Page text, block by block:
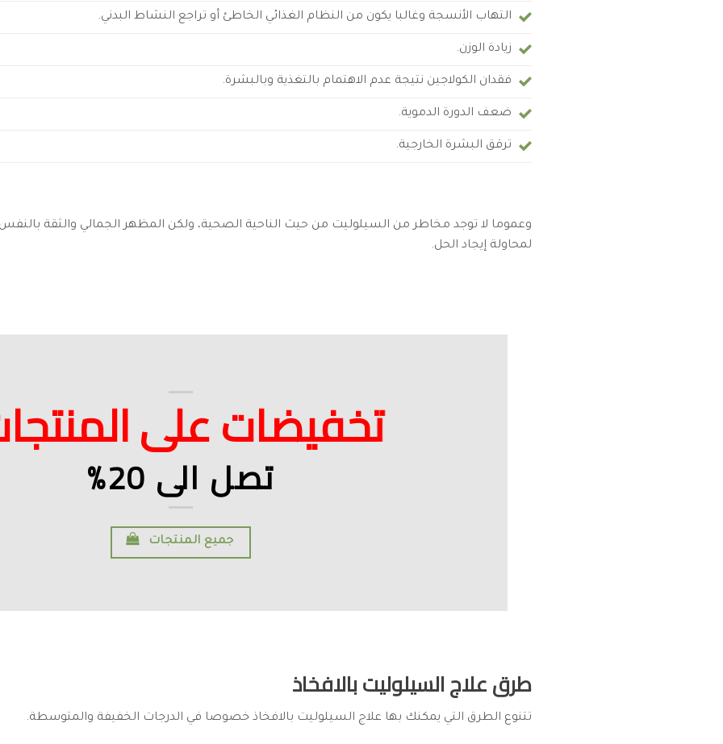
التهاب الأنسجة وغالبا يكون من النظام الغذائي الخاطئ أو تراجع النشاط البدني.
زيادة الوزن.
فقدان الكولاجين نتيجة عدم الاهتمام بالتغذية وبالبشرة.
ضعف الدورة الدموية.
ترقق البشرة الخارجية.
وعموما لا توجد مخاطر من السيلوليت من حيث الناحية الصحية، ولكن المظهر الجمالي والثقة
لمحاولة إيجاد الحل.
تخفيضات على
تصل الى 20%
جميع المنتجات
طرق علاج السيلوليت بالافخاذ
تتنوع الطرق التي يمكنك بها علاج السيلوليت بالافخاذ خصوصا في الدرجات الخفيفة والمتوسطة.